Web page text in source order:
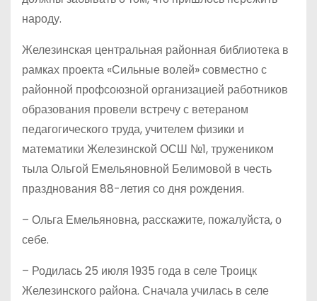
народу.
Железинская центральная районная библиотека в
рамках проекта «Сильные волей» совместно с
районной профсоюзной организацией работников
образования провели встречу с ветераном
педагогического труда, учителем физики и
математики Железинской ОСШ №1, тружеником
тыла Ольгой Емельяновной Белимовой в честь
празднования 88-летия со дня рождения.
– Ольга Емельяновна, расскажите, пожалуйста, о
себе.
– Родилась 25 июля 1935 года в селе Троицк
Железинского района. Сначала училась в селе